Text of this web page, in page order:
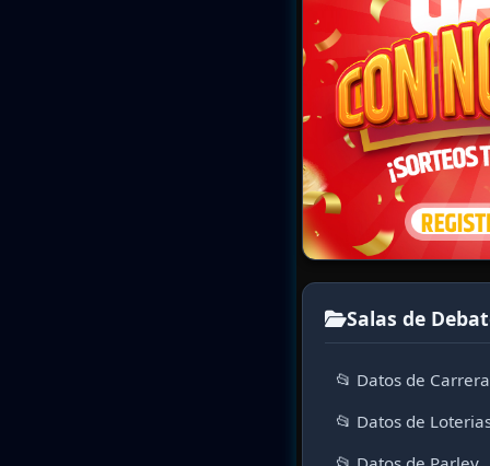
Salas de
📂 Datos de
📂 Datos de